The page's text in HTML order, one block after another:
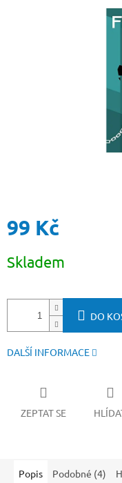
hvězdiček.
99 Kč
cena:
Skladem
DO
DALŠÍ INFORMACE
ZEPTAT SE
Popis Podobné (4)